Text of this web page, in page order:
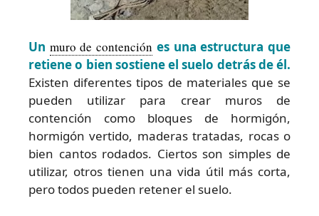
Un muro de contención es una estructura que
retiene o bien sostiene el suelo detrás de él.
Existen diferentes tipos de materiales que se
pueden utilizar para crear muros de
contención como bloques de hormigón,
hormigón vertido, maderas tratadas, rocas o
bien cantos rodados. Ciertos son simples de
utilizar, otros tienen una vida útil más corta,
pero todos pueden retener el suelo.